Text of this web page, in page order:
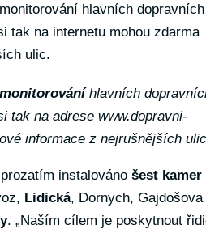
hlavních
tak na internetu mohou zdarma
ulic.
monitorováníhlavních
tak na adrese www.dopravni-
informace z nejrušnějších
instalováno šest kamer
Lidická, Dornych, Gajdošova
. „Naším cílem je poskytnout